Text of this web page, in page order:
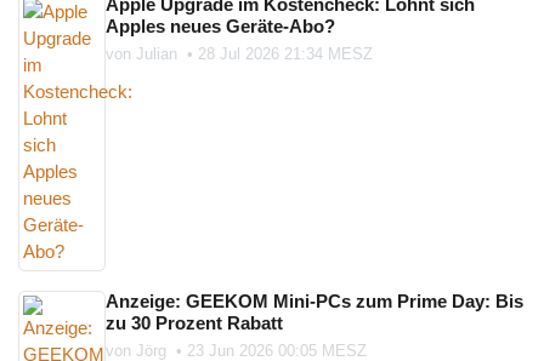
Apple Upgrade im Kostencheck: Lohnt sich
Apples neues Geräte-Abo?
von Julian • 28 Jul 2026 21:34 MESZ
Anzeige: GEEKOM Mini-PCs zum Prime Day: Bis
zu 30 Prozent Rabatt
von Jörg • 23 Jun 2026 00:05 MESZ